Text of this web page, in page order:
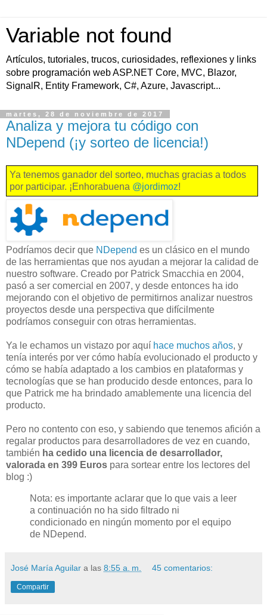
Variable not found
Artículos, tutoriales, trucos, curiosidades, reflexiones y links
sobre programación web ASP.NET Core, MVC, Blazor,
SignalR, Entity Framework, C#, Azure, Javascript...
martes, 28 de noviembre de 2017
Analiza y mejora tu código con
NDepend (¡y sorteo de licencia!)
Ya tenemos ganador del sorteo, muchas gracias a todos
por participar. ¡Enhorabuena @jordimoz!
Podríamos decir que NDepend es un clásico en el mundo
de las herramientas que nos ayudan a mejorar la calidad de
nuestro software. Creado por Patrick Smacchia en 2004,
pasó a ser comercial en 2007, y desde entonces ha ido
mejorando con el objetivo de permitirnos analizar nuestros
proyectos desde una perspectiva que difícilmente
podríamos conseguir con otras herramientas.
Ya le echamos un vistazo por aquí hace muchos años, y
tenía interés por ver cómo había evolucionado el producto y
cómo se había adaptado a los cambios en plataformas y
tecnologías que se han producido desde entonces, para lo
que Patrick me ha brindado amablemente una licencia del
producto.
Pero no contento con eso, y sabiendo que tenemos afición a
regalar productos para desarrolladores de vez en cuando,
también ha cedido una licencia de desarrollador,
valorada en 399 Euros para sortear entre los lectores del
blog :)
Nota: es importante aclarar que lo que vais a leer
a continuación no ha sido filtrado ni
condicionado en ningún momento por el equipo
de NDepend.
José María Aguilar a las 8:55 a. m. 45 comentarios:
Compartir